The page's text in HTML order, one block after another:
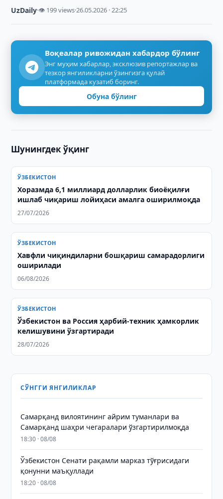
UzDaily·👁 199 views·26.05.2026 · 22:25
Воқеалар ривожидан хабардор бўлинг
Энг муҳим хабарлар, эксклюзив репортажлар ва
тезкор янгиликларни ўзингизга қулай
платформада кузатиб боринг.
Обуна бўлинг
Шунингдек ўқинг
ЎЗБЕКИСТОН
Хоразмда 6,1 миллиард долларлик биоёқилғи
ишлаб чиқариш лойиҳаси амалга оширилмоқда
27/07/2026
ЎЗБЕКИСТОН
Хавфли чиқиндиларни бошқариш самарадорлиги
оширилади
06/08/2026
ЎЗБЕКИСТОН
Ўзбекистон ва Россия ҳарбий-техник ҳамкорлик
келишувини ўзгартиради
28/07/2026
СЎНГГИ ЯНГИЛИКЛАР
Самарқанд вилоятининг айрим туманлари ва
Самарқанд шаҳри чегаралари ўзгартирилмоқда
18:30 · 08/08
Ўзбекистон Сенати рақамли марказ тўғрисидаги
қонунни маъқуллади
18:20 · 08/08